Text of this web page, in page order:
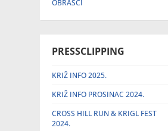
OBRASCI
PRESSCLIPPING
KRIŽ INFO 2025.
KRIŽ INFO PROSINAC 2024.
CROSS HILL RUN & KRIGL FEST
2024.